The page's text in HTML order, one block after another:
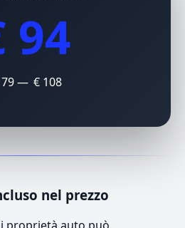
94
— € 108
nel prezzo
proprietà auto può